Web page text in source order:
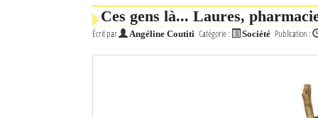
Ces gens là... Laures,
Écrit par Angéline Coutiti Catégorie : Société Publication :